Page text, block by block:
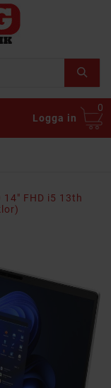
Logga in
0
14" FHD i5 13th